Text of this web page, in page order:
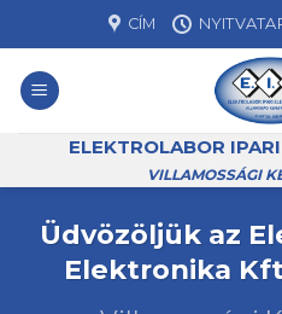
to
content
CÍM
ELEKTROLABOR
VILLAMOSSÁGI
Üdvözöljük az
Elektronika